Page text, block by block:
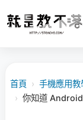
首頁 › 手機應用教
› 你知道 Android